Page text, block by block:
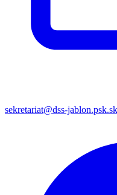
sekretariat@dss-jablon.psk.sk